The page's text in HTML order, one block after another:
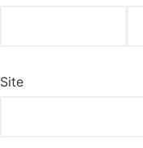
Site